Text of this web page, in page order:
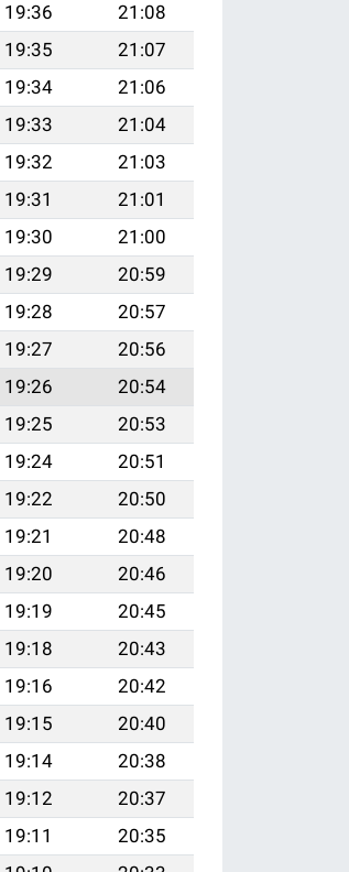
19:36
21:08
19:35
21:07
19:34
21:06
19:33
21:04
19:32
21:03
19:31
21:01
19:30
21:00
19:29
20:59
19:28
20:57
19:27
20:56
19:26
20:54
19:25
20:53
19:24
20:51
19:22
20:50
19:21
20:48
19:20
20:46
19:19
20:45
19:18
20:43
19:16
20:42
19:15
20:40
19:14
20:38
19:12
20:37
19:11
20:35